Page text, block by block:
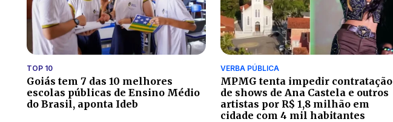
TOP 10
Goiás tem 7 das 10 melhores
escolas públicas de Ensino Médio
do Brasil, aponta Ideb
VERBA PÚBLICA
MPMG tenta impedir contratação
de shows de Ana Castela e outros
artistas por R$ 1,8 milhão em
cidade com 4 mil habitantes